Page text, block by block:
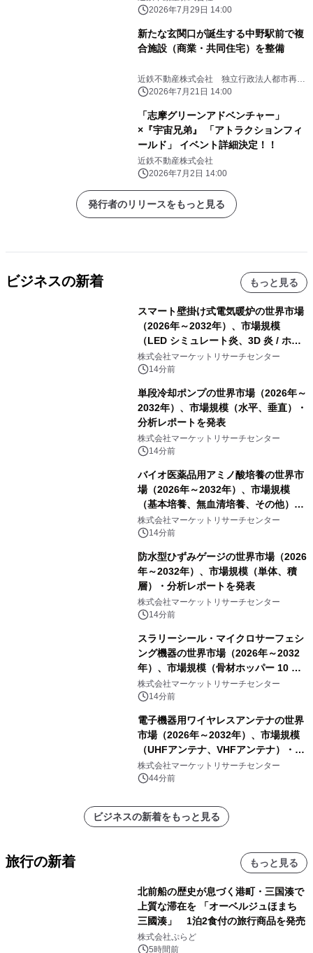
2026年7月29日 14:00
新たな玄関口が誕生する中野駅前で複
合施設（商業・共同住宅）を整備
近鉄不動産株式会社 独立行政法人都市再生
機構2026年7月21日 14:00
「志摩グリーンアドベンチャー」
×『宇宙兄弟』 「アトラクションフィ
ールド」 イベント詳細決定！！
近鉄不動産株式会社
2026年7月2日 14:00
発行者のリリースをもっと見る
ビジネスの新着 もっと見る
スマート壁掛け式電気暖炉の世界市場
（2026年～2032年）、市場規模
（LED シミュレート炎、3D 炎 / ホロ
グラフィック効果、水ミスト炎）・分
析レポートを発表
株式会社マーケットリサーチセンター
14分前
単段冷却ポンプの世界市場（2026年～
2032年）、市場規模（水平、垂直）・
分析レポートを発表
株式会社マーケットリサーチセンター
14分前
バイオ医薬品用アミノ酸培養の世界市
場（2026年～2032年）、市場規模
（基本培養、無血清培養、その他）・
分析レポートを発表
株式会社マーケットリサーチセンター
14分前
防水型ひずみゲージの世界市場（2026
年～2032年）、市場規模（単体、積
層）・分析レポートを発表
株式会社マーケットリサーチセンター
14分前
スラリーシール・マイクロサーフェシ
ング機器の世界市場（2026年～2032
年）、市場規模（骨材ホッパー 10 m³
以下、骨材ホッパー 10 m³～12 m³、
骨材ホッパー 12 m³以上）・分析レポ
株式会社マーケットリサーチセンター
14分前
電子機器用ワイヤレスアンテナの世界
市場（2026年～2032年）、市場規模
（UHFアンテナ、VHFアンテナ）・分
析レポートを発表
株式会社マーケットリサーチセンター
44分前
ビジネスの新着をもっと見る
旅行の新着 もっと見る
北前船の歴史が息づく港町・三国湊で
上質な滞在を 「オーベルジュほまち
三國湊」 1泊2食付の旅行商品を発売
株式会社ぷらど
5時間前